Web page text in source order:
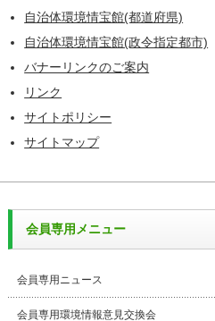
自治体環境情宝館(都道府県)
自治体環境情宝館(政令指定都市)
バナーリンクのご案内
リンク
サイトポリシー
サイトマップ
会員専用メニュー
会員専用ニュース
会員専用環境情報意見交換会